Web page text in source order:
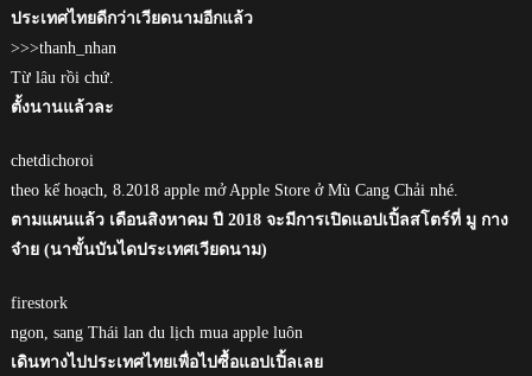
ประเทศไทยดีกว่าเวียดนามอีกแล้ว
>>>thanh_nhan
Từ lâu rồi chứ.
ตั้งนานแล้วละ
chetdichoroi
theo kế hoạch, 8.2018 apple mở Apple Store ở Mù Cang Chải nhé.
ตามแผนแล้ว เดือนสิงหาคม ปี 2018 จะมีการเปิดแอปเปิ้ลสโตร์ที่ มู กาง
จ๋าย (นาขั้นบันไดประเทศเวียดนาม)
firestork
ngon, sang Thái lan du lịch mua apple luôn
เดินทางไปประเทศไทยเพื่อไปซื้อแอปเปิ้ลเลย